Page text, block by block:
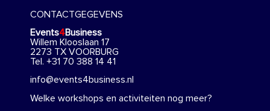
CONTACTGEGEVENS
Events4Business
Willem Klooslaan 17
2273 TX VOORBURG
Tel. +31 70 388 14 41
info@events4business.nl
Welke workshops en activiteiten nog meer?